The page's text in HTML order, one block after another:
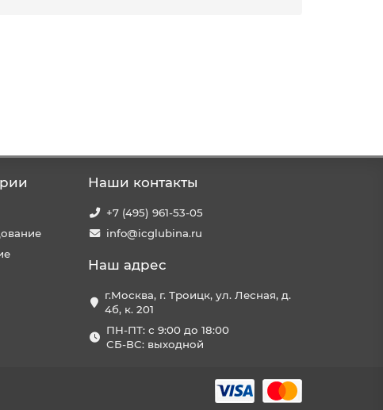
Наши контакты
+7 (495) 961-53-05
info@icglubina.ru
Наш адрес
г.Москва, г. Троицк, ул. Лесная, д.
4б, к. 201
ПН-ПТ: с 9:00 до 18:00
СБ-ВС: выходной